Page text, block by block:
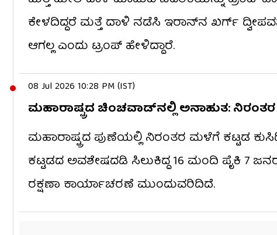
ಕೇಳದಿದ್ದರೆ ಮತ್ತೆ ದಾಳಿ ನಡೆಸಿ ಇರಾನ್‌ನ ಖರ್ಗ್‌
ಆಗಲ್ಲ ಎಂದು ಟ್ರಂಪ್​​ ಹೇಳಿದ್ದಾರೆ.
08 Jul 2026 10:28 PM (IST)
ಮಹಾರಾಷ್ಟ್ರದ ಚಿಂಚವಾಡ್​​ನಲ್ಲಿ ಅನಾಹುತ:
ಮಹಾರಾಷ್ಟ್ರದ ಪುಣೆಯಲ್ಲಿ ನಿರಂತರ ಮಳೆಗೆ ಕಟ್ಟಡ
ಕಟ್ಟಡದ ಅವಶೇಷದಡಿ ಸಿಲುಕಿದ್ದ 16 ಮಂದಿ ಪೈಕಿ 7
ರಕ್ಷಣಾ ಕಾರ್ಯಾಚರಣೆ ಮುಂದುವರಿದಿದೆ.